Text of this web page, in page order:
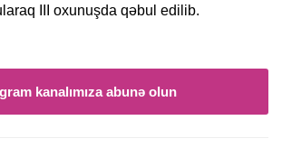
III oxunuşda qəbul edilib.
kanalımıza abunə olun